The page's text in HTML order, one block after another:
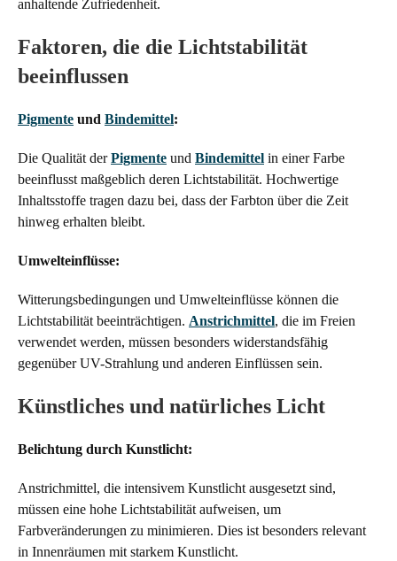
anhaltende Zufriedenheit.
Faktoren, die die Lichtstabilität
beeinflussen
Pigmente und Bindemittel:
Die Qualität derPigmente und Bindemittel in einer Farbe
beeinflusst maßgeblich deren Lichtstabilität. Hochwertige
Inhaltsstoffe tragen dazu bei, dass der Farbton über die Zeit
hinweg erhalten bleibt.
Umwelteinflüsse:
Witterungsbedingungen und Umwelteinflüsse können die
Lichtstabilität beeinträchtigen. Anstrichmittel, die im Freien
verwendet werden, müssen besonders widerstandsfähig
gegenüber UV-Strahlung und anderen Einflüssen sein.
Künstliches und natürliches Licht
Belichtung durch Kunstlicht:
Anstrichmittel, die intensivem Kunstlicht ausgesetzt sind,
müssen eine hohe Lichtstabilität aufweisen, um
Farbveränderungen zu minimieren. Dies ist besonders relevant
in Innenräumen mit starkem Kunstlicht.